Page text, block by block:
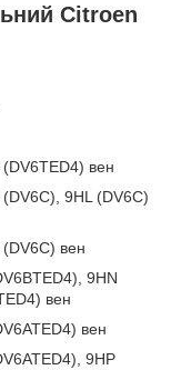
Citroen
вен
9HL (DV6C)
вен
9HN
вен
вен
9HP